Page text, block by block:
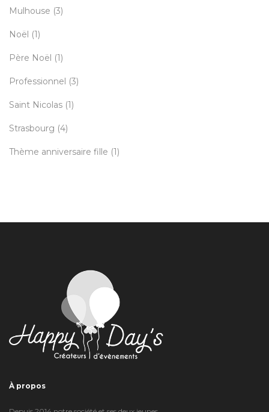
Mulhouse (3)
Noël (1)
Père Noël (1)
Professionnel (3)
Saint Nicolas (1)
Strasbourg (4)
Thème anniversaire fille (1)
À propos